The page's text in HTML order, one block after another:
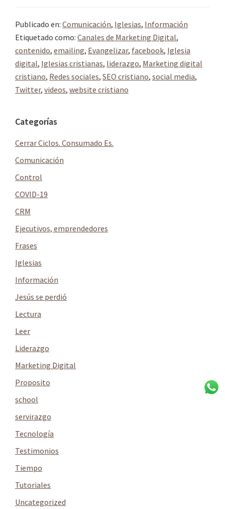
Publicado en: Comunicación, Iglesias, Información
Etiquetado como: Canales de Marketing Digital,
contenido, emailing, Evangelizar, facebook, Iglesia
digital, Iglesias cristianas, liderazgo, Marketing digital
cristiano, Redes sociales, SEO cristiano, social media,
Twitter, videos, website cristiano
Barra
lateral
principal
Categorías
Cerrar Ciclos. Consumado Es.
Comunicación
Control
COVID-19
CRM
Ejecutivos, emprendedores
Frases
Iglesias
Información
Jesús se perdió
Lectura
Leer
Liderazgo
Marketing Digital
Proposito
school
servirazgo
Tecnología
Testimonios
Tiempo
Tutoriales
Uncategorized